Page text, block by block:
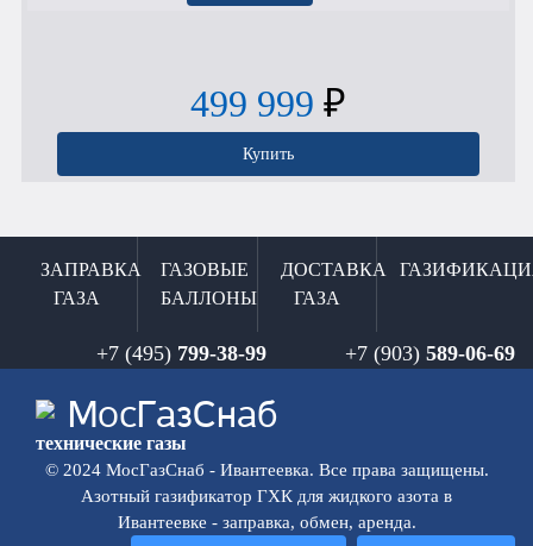
499 999 ₽
Купить
ЗАПРАВКА
ГАЗА
ГАЗОВЫЕ
БАЛЛОНЫ
ДОСТАВКА
ГАЗА
+7 (495) 799-38-99 +7 (903) 589-06-69
Мос ГазСнаб
технические газы
© 2024 МосГазСнаб - Ивантеевка. Все права защищены.
Азотный газификатор ГХК для жидкого азота в
Ивантеевке - заправка, обмен, аренда.